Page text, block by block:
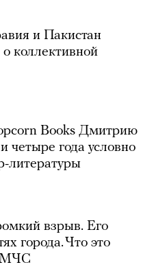
и Пакистан
коллективной
Books Дмитрию
четыре года условно
литературы
взрыв. Его
города. Что это
МЧС